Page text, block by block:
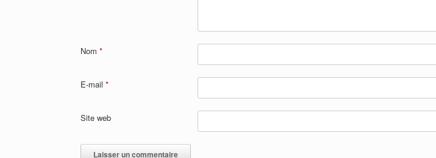
Nom *
E-mail *
Site web